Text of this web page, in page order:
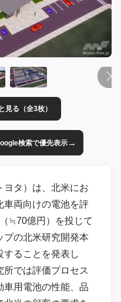
見る（全3枚）
検索で優先表示→
ヨタ）は、北米にお
車両向けの電池を評
≒70億円）を投じて
プの北米研究開発本
することを発表し
所では評価プロセス
車用電池の性能、品